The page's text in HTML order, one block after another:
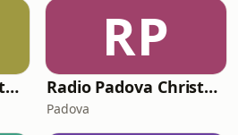
United Music Christmas Party
RP
Radio Padova Christmas
Padova